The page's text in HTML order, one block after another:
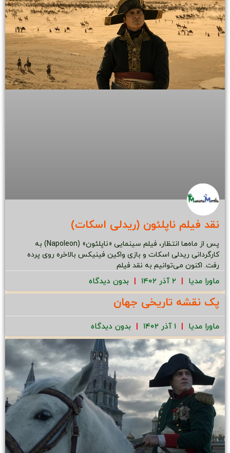
نقد فیلم ناپلئون (ریدلی اسکات)
پس از ماه‌ها انتظار، فیلم سینمایی «ناپلئون» (Napoleon) به
کارگردانی ریدلی اسکات و بازی واکین فینیکس بالاخره روی پرده
رفت. اکنون می‌توانیم به نقد فیلم
ماورا مدیا بدون دیدگاه
پک نقشه تاریخی جهان
ماورا مدیا بدون دیدگاه